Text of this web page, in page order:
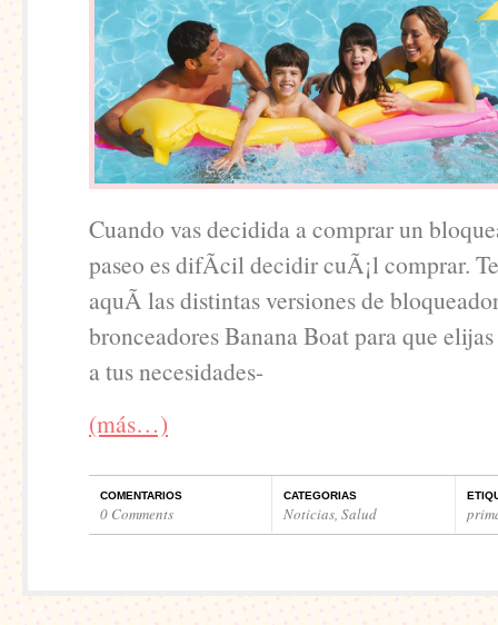
Cuando vas decidida a comprar un
paseo es difÃ­cil decidir cuÃ¡l comprar.
aquÃ­ las distintas versiones de
bronceadores Banana Boat para que
a tus necesidades-
(más…)
COMENTARIOS
0 Comments
CATEGORIAS
Noticias, Salud